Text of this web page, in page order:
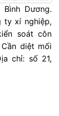
Dương.
ty xí nghiệp,
soát côn
diệt mối
chỉ: số 21,